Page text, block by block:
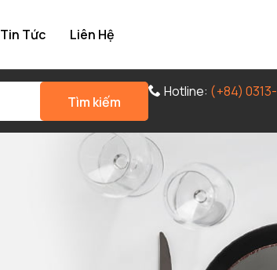
Tin Tức Liên Hệ
Tìm kiếm
Hotline: (+84)